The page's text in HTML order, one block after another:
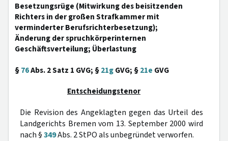
Besetzungsrüge (Mitwirkung des beisitzenden
Richters in der großen Strafkammer mit
verminderter Berufsrichterbesetzung);
Änderung der spruchkörperinternen
Geschäftsverteilung; Überlastung
§76Abs. 2 Satz 1 GVG; §21gGVG; §21e GVG
Entscheidungstenor
Die Revision des Angeklagten gegen das Urteil des
Landgerichts Bremen vom 13. September 2000 wird
nach §349Abs. 2 StPO als unbegründet verworfen.